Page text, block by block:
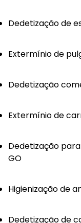
Dedetização de
Extermínio de
Dedetização
Extermínio de
Dedetização
GO
Higienização de
Dedetização de